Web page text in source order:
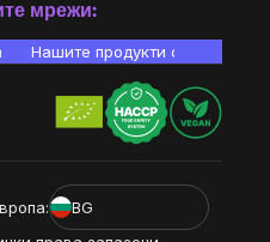
мрежи:
Нашите продукти са
BG